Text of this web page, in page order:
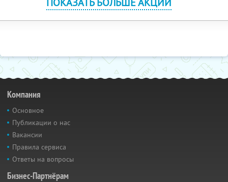
Компания
Основное
Публикации о нас
Вакансии
Правила сервиса
Ответы на вопросы
Бизнес-Партнёрам